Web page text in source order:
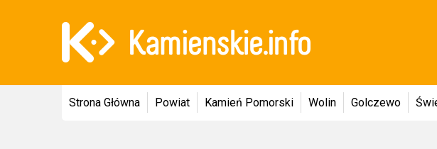
Strona Główna Powiat Kamień Pomorski Wolin Golczewo